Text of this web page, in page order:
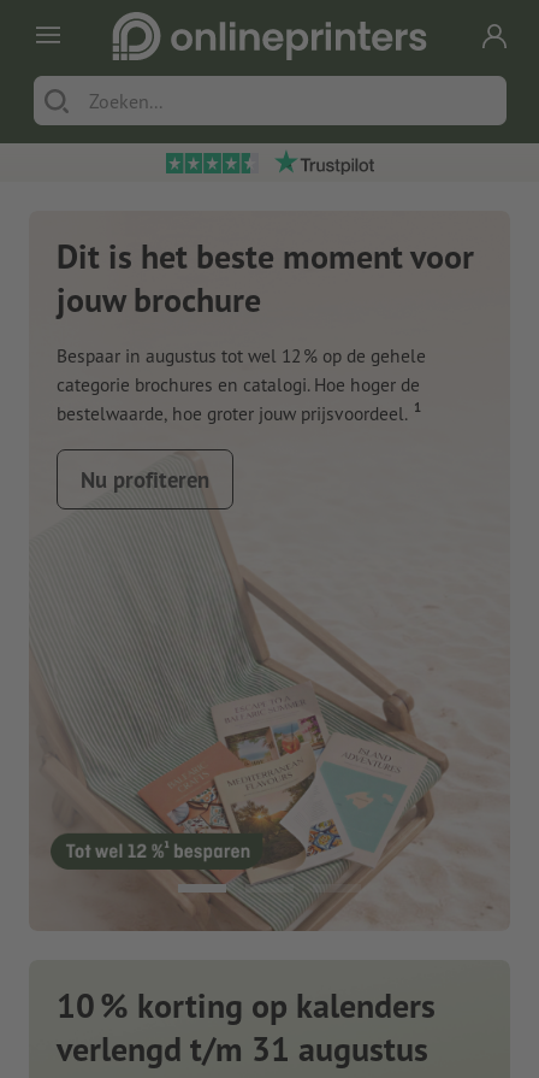
Dit is het beste moment voor
jouw brochure
Bespaar in augustus tot wel 12 % op de gehele
categorie brochures en catalogi. Hoe hoger de
bestelwaarde, hoe groter jouw prijsvoordeel. 1
Nu profiteren
10 % korting op kalenders
verlengd t/m 31 augustus